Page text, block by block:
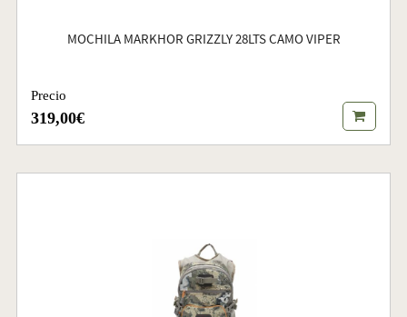
MOCHILA MARKHOR GRIZZLY 28LTS CAMO VIPER
Precio
319,00€